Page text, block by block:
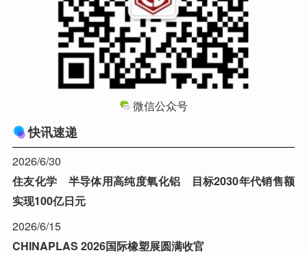
微信公众号
快讯速递
2026/6/30
住友化学 半导体用高纯度氧化铝 目标2030年代销售额
实现100亿日元
2026/6/15
CHINAPLAS 2026国际橡塑展圆满收官